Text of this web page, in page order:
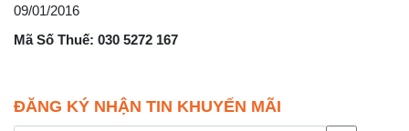
09/01/2016
Mã Số Thuế: 030 5272 167
ĐĂNG KÝ NHẬN TIN KHUYẾN MÃI